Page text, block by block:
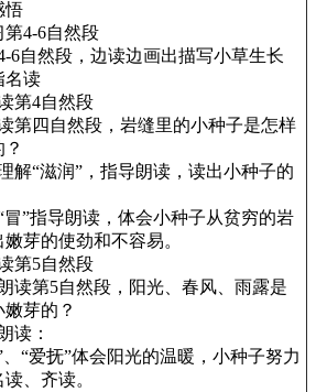
悟
第4-6自然段
6自然段，边读边画出描写小草生长
名读
第4自然段
读第四自然段，岩缝里的小种子是怎样
解“滋润”，指导朗读，读出小种子的
冒”指导朗读，体会小种子从贫穷的岩
芽的使劲和不容易。
第5自然段
读第5自然段，阳光、春风、雨露是
芽的？
读：
、“爱抚”体会阳光的温暖，小种子努力
、齐读。